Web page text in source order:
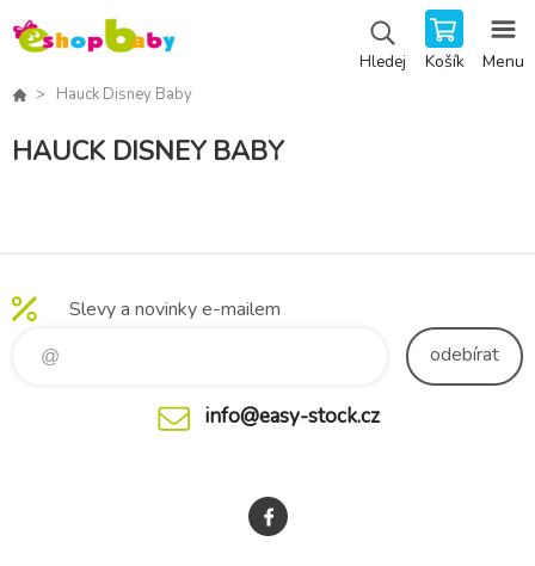
Hledej Košík Menu
Hauck Disney Baby
HAUCK DISNEY BABY
Slevy a novinky e-mailem
odebírat
info@easy-stock.cz